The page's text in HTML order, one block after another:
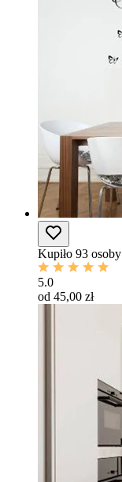
Kupiło 93 osoby
5.0
od 45,00 zł